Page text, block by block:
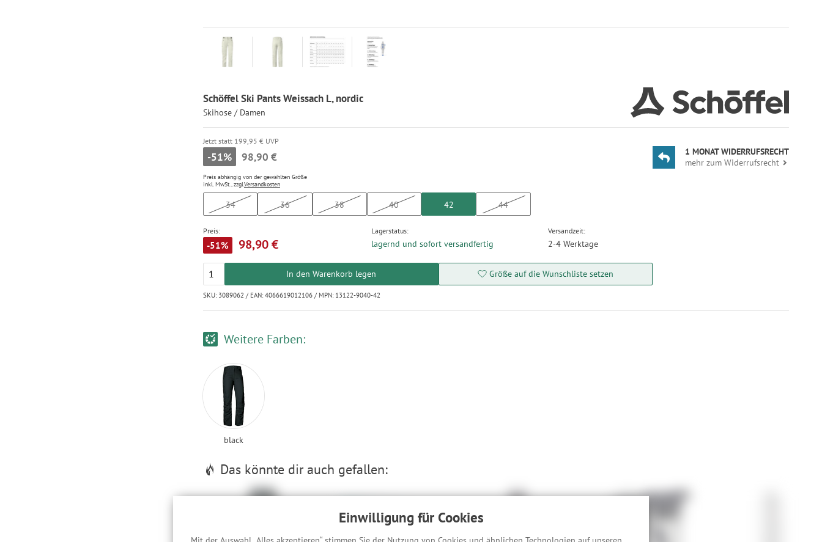
Einwilligung für Cookies
Schöffel Ski Pants Weissach L, nordic
Skihose / Damen
Jetzt statt 199,95 € UVP
-51% 98,90 €
Preis abhängig von der gewählten Größe
inkl. MwSt., zzgl.Versandkosten
34 36 38 40 42 44
Preis:
-51% 98,90 €
Lagerstatus:
lagernd und sofort versandfertig
Versandzeit:
2-4 Werktage
In den Warenkorb legen Größe auf die Wunschliste setzen
SKU: 3089062 / EAN: 4066619012106 / MPN: 13122-9040-42
1 MONAT WIDERRUFSRECHT
mehr zum Widerrufsrecht
Weitere Farben:
black
Das könnte dir auch gefallen: